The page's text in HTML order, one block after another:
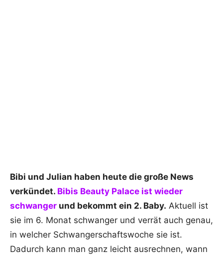
Bibi und Julian haben heute die große News
verkündet. Bibis Beauty Palace ist wieder
schwanger und bekommt ein 2. Baby. Aktuell ist
sie im 6. Monat schwanger und verrät auch genau,
in welcher Schwangerschaftswoche sie ist.
Dadurch kann man ganz leicht ausrechnen, wann